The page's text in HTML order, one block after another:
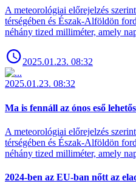
A meteorológiai előrejelzés
térségében és Észak-Alföldön
néhány tized milliméter, amely
2025.01.23. 08:32
2025.01.23. 08:32
Ma is fennáll az ónos eső
A meteorológiai előrejelzés
térségében és Észak-Alföldön
néhány tized milliméter, amely
2024-ben az EU-ban nőtt az